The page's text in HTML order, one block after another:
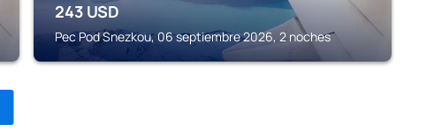
243 USD
Pec Pod Snezkou, 06 septiembre 2026, 2 noches